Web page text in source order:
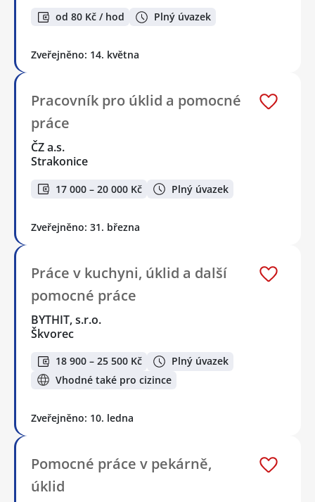
od 80 Kč / hod Plný úvazek
Zveřejněno: 14. května
Pracovník pro úklid a pomocné
práce
ČZ a.s.
Strakonice
17 000 – 20 000 Kč Plný úvazek
Zveřejněno: 31. března
Práce v kuchyni, úklid a další
pomocné práce
BYTHIT, s.r.o.
Škvorec
18 900 – 25 500 Kč
Plný úvazek
Vhodné také pro cizince
Zveřejněno: 10. ledna
Pomocné práce v pekárně,
úklid